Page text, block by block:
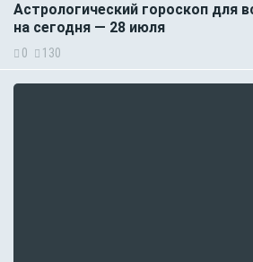
Астрологический гороскоп для
на сегодня — 28 июля
0 130